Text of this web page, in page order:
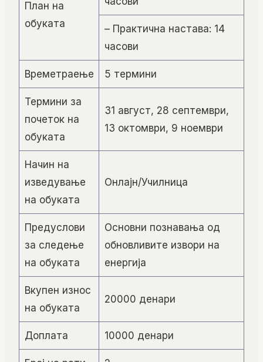
План на
обуката
– Практична настава: 14
часови
Времетраење 5 термини
Термини за
почеток на
обуката
31 август, 28 септември,
13 октомври, 9 ноември
Начин на
изведување
на обуката
Онлајн/Училница
Предуслови
за следење
на обуката
Основни познавања од
обновливите извори на
енергија
Вкупен износ
на обуката
20000 денари
Доплата 10000 денари